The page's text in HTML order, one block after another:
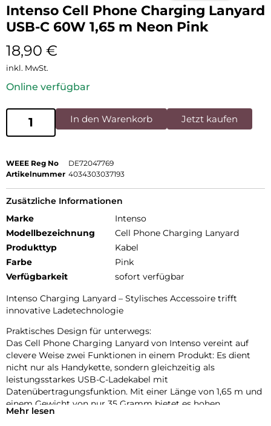
Intenso Cell Phone Charging Lanyard
USB-C 60W 1,65 m Neon Pink
18,90 €
inkl. MwSt.
Online verfügbar
In den Warenkorb Jetzt kaufen
WEEE Reg No
DE72047769
Artikelnummer 4034303037193
Zusätzliche Informationen
Marke
Intenso
Modellbezeichnung
Cell Phone Charging Lanyard
Produkttyp
Kabel
Farbe
Pink
Verfügbarkeit
sofort verfügbar
Intenso Charging Lanyard – Stylisches Accessoire trifft
innovative Ladetechnologie
Praktisches Design für unterwegs:
Das Cell Phone Charging Lanyard von Intenso vereint auf
clevere Weise zwei Funktionen in einem Produkt: Es dient
nicht nur als Handykette, sondern gleichzeitig als
leistungsstarkes USB-C-Ladekabel mit
Datenübertragungsfunktion. Mit einer Länge von 1,65 m und
einem Gewicht von nur 35 Gramm bietet es hohen
Tragekomfort und optimale Bewegungsfreiheit – ob beim
Mehr lesen